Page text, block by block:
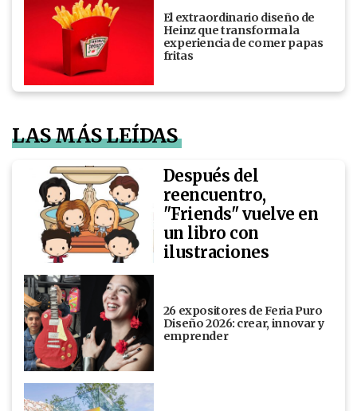
El extraordinario diseño de
Heinz que transforma la
experiencia de comer papas
fritas
LAS MÁS LEÍDAS
Después del
reencuentro,
"Friends" vuelve en
un libro con
ilustraciones
26 expositores de Feria Puro
Diseño 2026: crear, innovar y
emprender